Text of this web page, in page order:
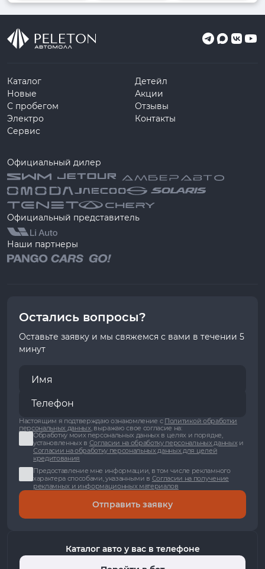
Каталог
Новые
С пробегом
Электро
Сервис
Детейл
Акции
Отзывы
Контакты
Официальный дилер
Официальный представитель
Наши партнеры
Остались вопросы?
Оставьте заявку и мы свяжемся с вами в течении 5
минут
Настоящим я подтверждаю ознакомление с Политикой обработки
персональных данных, выражаю свое согласие на:
Обработку моих персональных данных в целях и порядке,
установленных в Согласии на обработку персональных данныхи
Согласии на обработку персональных данных для целей
кредитования
Предоставление мне информации, в том числе рекламного
характера способами, указанными в Согласии на получение
рекламных и информационных материалов
Отправить заявку
Каталог авто у вас в телефоне